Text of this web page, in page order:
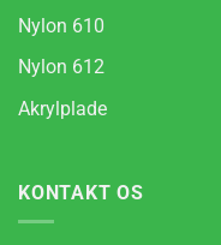
Nylon 610
Nylon 612
Akrylplade
KONTAKT OS